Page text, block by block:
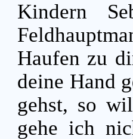
Kindern
Haufen zu
deine Hand
gehst, so
gehe ich